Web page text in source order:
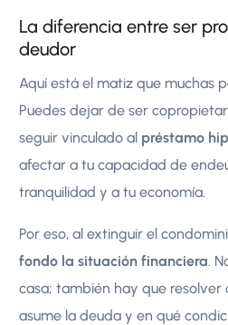
La diferencia entre ser
deudor
Aquí está el matiz que muchas
Puedes dejar de ser
seguir vinculado al préstamo
afectar a tu capacidad de
tranquilidad y a tu economía.
Por eso, al extinguir el
fondo la situación financiera.
casa; también hay que
asume la deuda y en qué